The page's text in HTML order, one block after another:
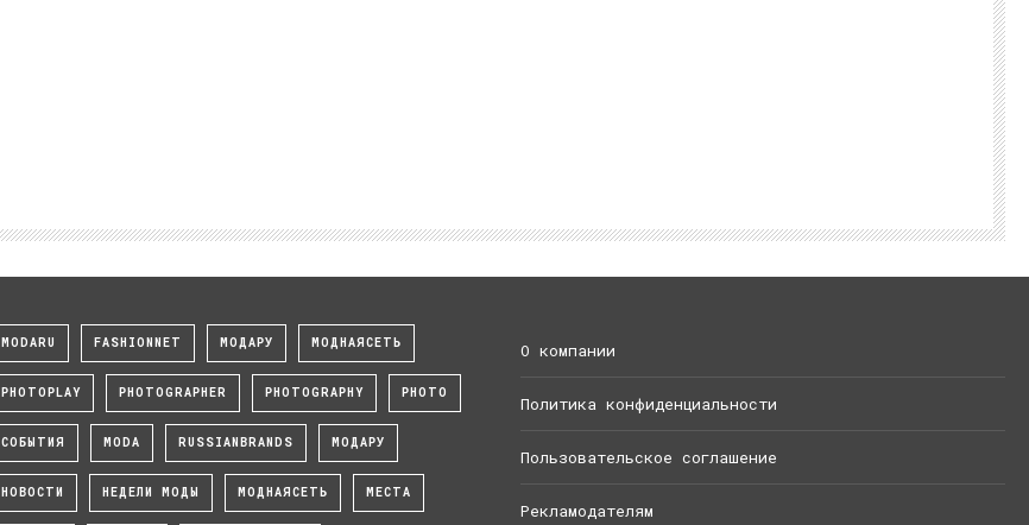
MODARU FASHIONNET МОДАРУ МОДНАЯСЕТЬ
PHOTOPLAY PHOTOGRAPHER PHOTOGRAPHY PHOTO
СОБЫТИЯ MODA RUSSIANBRANDS МОДАРУ
НОВОСТИ НЕДЕЛИ МОДЫ МОДНАЯСЕТЬ МЕСТА
О компании
Политика конфиденциальности
Пользовательское соглашение
Рекламодателям